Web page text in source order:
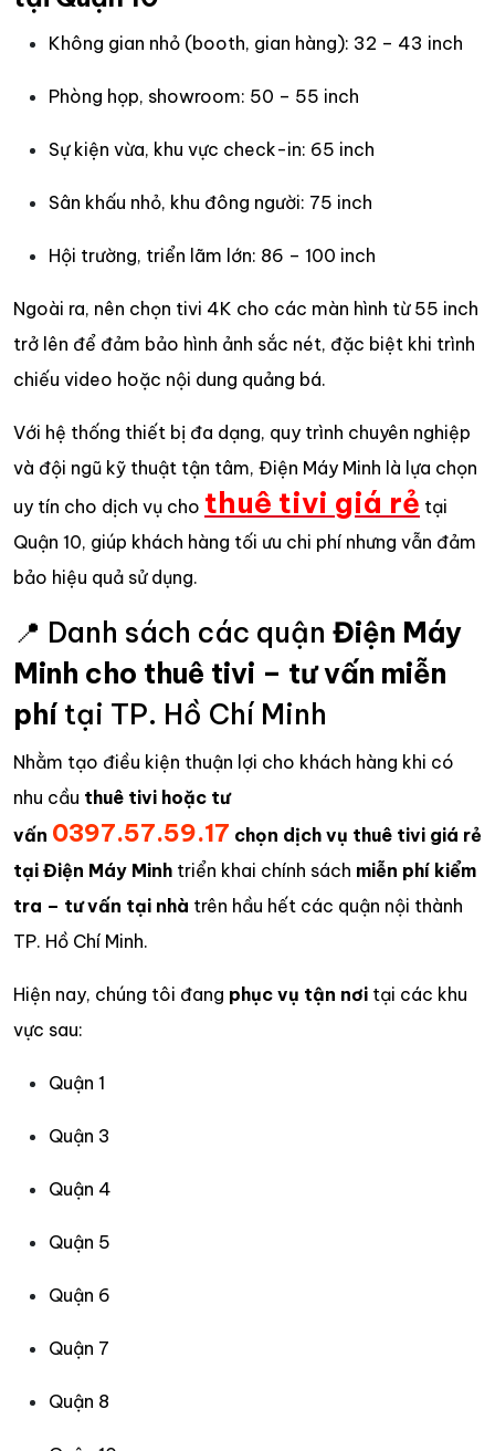
Không gian nhỏ (booth, gian hàng): 32 – 43 inch
Phòng họp, showroom: 50 – 55 inch
Sự kiện vừa, khu vực check-in: 65 inch
Sân khấu nhỏ, khu đông người: 75 inch
Hội trường, triển lãm lớn: 86 – 100 inch
Ngoài ra, nên chọn tivi 4K cho các màn hình từ 55 inch
trở lên để đảm bảo hình ảnh sắc nét, đặc biệt khi trình
chiếu video hoặc nội dung quảng bá.
Với hệ thống thiết bị đa dạng, quy trình chuyên nghiệp
và đội ngũ kỹ thuật tận tâm, Điện Máy Minh là lựa chọn
uy tín cho dịch vụ cho thuê tivi giá rẻ tại
Quận 10, giúp khách hàng tối ưu chi phí nhưng vẫn đảm
bảo hiệu quả sử dụng.
📍 Danh sách các quận Điện Máy
Minh cho thuê tivi – tư vấn miễn
phí tại TP. Hồ Chí Minh
Nhằm tạo điều kiện thuận lợi cho khách hàng khi có
nhu cầu thuê tivi hoặc tư
vấn 0397.57.59.17 chọn dịch vụ thuê tivi giá rẻ
tại Điện Máy Minh triển khai chính sách miễn phí kiểm
tra – tư vấn tại nhà trên hầu hết các quận nội thành
TP. Hồ Chí Minh.
Hiện nay, chúng tôi đang phục vụ tận nơi tại các khu
vực sau:
Quận 1
Quận 3
Quận 4
Quận 5
Quận 6
Quận 7
Quận 8